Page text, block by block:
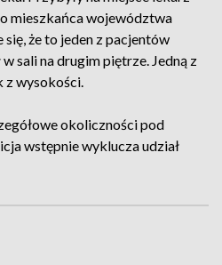
mieszkańca województwa
że to jeden z pacjentów
sali na drugim piętrze. Jedną z
z wysokości.
okoliczności pod
wstępnie wyklucza udział